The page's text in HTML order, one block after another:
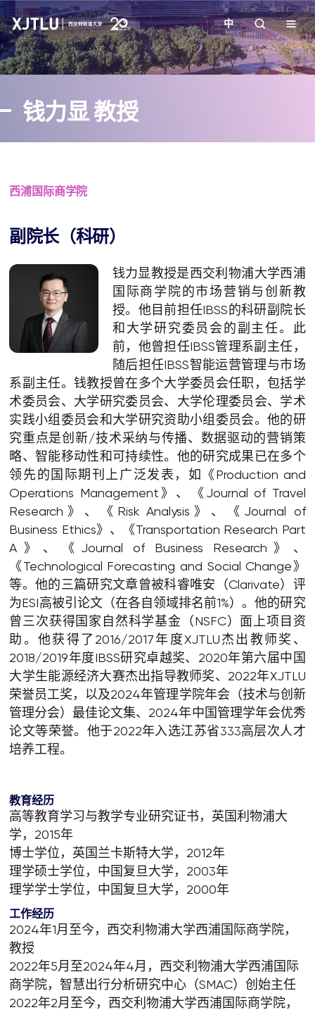
教学
招生
校园生活
关于我们
中
钱力显 教授
西浦国际商学院
副院长（科研）
钱力显教授是西交利物浦大学西浦
国际商学院的市场营销与创新教
授。他目前担任IBSS的科研副院长
和大学研究委员会的副主任。此
前，他曾担任IBSS管理系副主任，
随后担任IBSS智能运营管理与市场
系副主任。钱教授曾在多个大学委员会任职，包括学
术委员会、大学研究委员会、大学伦理委员会、学术
实践小组委员会和大学研究资助小组委员会。他的研
究重点是创新/技术采纳与传播、数据驱动的营销策
略、智能移动性和可持续性。他的研究成果已在多个
领先的国际期刊上广泛发表，如《Production and
Operations Management》、《Journal of Travel
Research》、《Risk Analysis》、《Journal of
Business Ethics》、《Transportation Research Part
A》、《Journal of Business Research》、
《Technological Forecasting and Social Change》
等。他的三篇研究文章曾被科睿唯安（Clarivate）评
为ESI高被引论文（在各自领域排名前1%）。他的研究
曾三次获得国家自然科学基金（NSFC）面上项目资
助。他获得了2016/2017年度XJTLU杰出教师奖、
2018/2019年度IBSS研究卓越奖、2020年第六届中国
大学生能源经济大赛杰出指导教师奖、2022年XJTLU
荣誉员工奖，以及2024年管理学院年会（技术与创新
管理分会）最佳论文集、2024年中国管理学年会优秀
论文等荣誉。他于2022年入选江苏省333高层次人才
培养工程。
教育经历
高等教育学习与教学专业研究证书，英国利物浦大
学，2015年
博士学位，英国兰卡斯特大学，2012年
理学硕士学位，中国复旦大学，2003年
理学学士学位，中国复旦大学，2000年
工作经历
2024年1月至今，西交利物浦大学西浦国际商学院，
教授
2022年5月至2024年4月，西交利物浦大学西浦国际
商学院，智慧出行分析研究中心（SMAC）创始主任
2022年2月至今，西交利物浦大学西浦国际商学院，